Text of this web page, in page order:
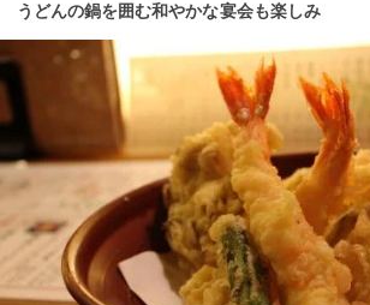
うどんの鍋を囲む和やかな宴会も楽しみ